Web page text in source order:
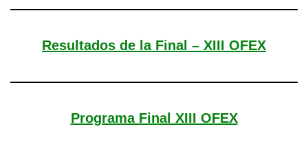
Resultados de la Final – XIII OFEX
Programa Final XIII OFEX